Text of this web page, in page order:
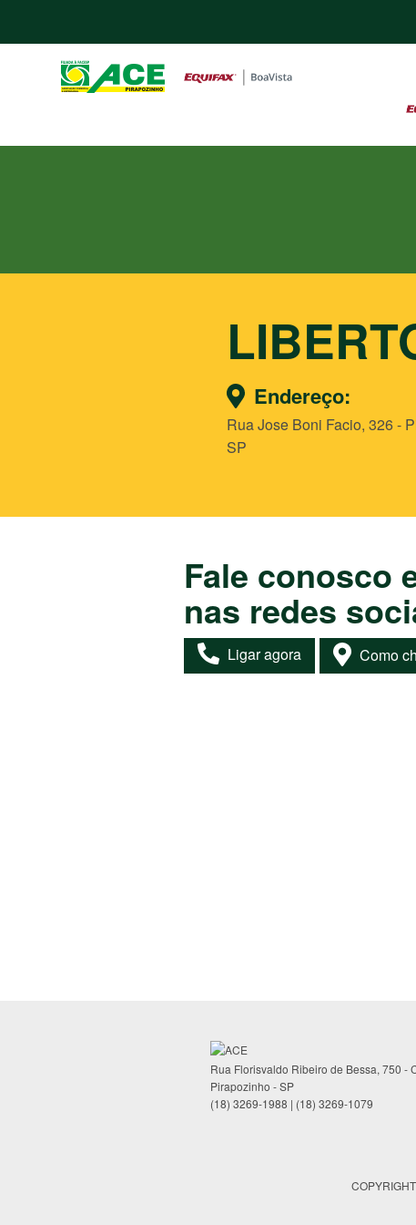
Endereço:
Rua Jose Boni Facio, 326 -
SP
Fale conosco
nas redes
Ligar agora Como
Rua Florisvaldo Ribeiro de Bessa, 750 -
Pirapozinho - SP
(18) 3269-1988 | (18) 3269-1079